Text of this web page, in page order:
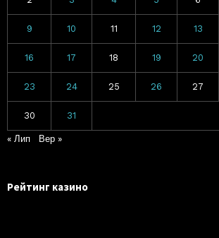
9 10 11 12 13
16 17 18 19 20
23 24 25 26 27
30 31
« Лип Вер »
Рейтинг казино